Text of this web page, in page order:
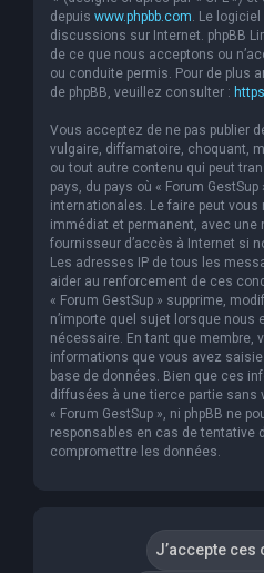
depuis www.phpbb.com. Le
discussions sur Internet. phpBB
de ce que nous acceptons ou
ou conduite permis. Pour de plus
de phpBB, veuillez consulter :
Vous acceptez de ne pas publier
vulgaire, diffamatoire, choquant,
ou tout autre contenu qui peut
pays, du pays où « Forum
internationales. Le faire peut
immédiat et permanent, avec une
fournisseur d’accès à Internet si
Les adresses IP de tous les
aider au renforcement de ces
« Forum GestSup » supprime,
n’importe quel sujet lorsque nous
nécessaire. En tant que membre,
informations que vous avez
base de données. Bien que ces
diffusées à une tierce partie sans
« Forum GestSup », ni phpBB ne
responsables en cas de tentative
compromettre les données.